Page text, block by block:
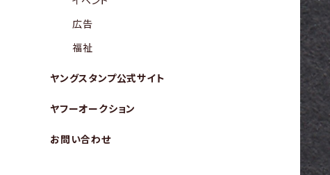
広告
福祉
ヤングスタンプ公式サイト
ヤフーオークション
お問い合わせ